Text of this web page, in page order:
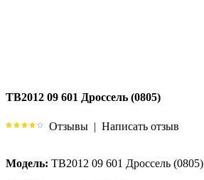
TB2012 09 601 Дроссель (0805)
Отзывы | Написать отзыв
Модель: TB2012 09 601 Дроссель (0805)